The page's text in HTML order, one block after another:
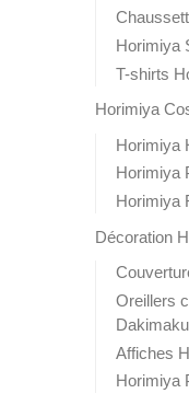
Horimiya
T-shirts
Horimiya
Horimiya
Horimiya
Horimiya
Décoration
Oreillers
Affiches
Horimiya